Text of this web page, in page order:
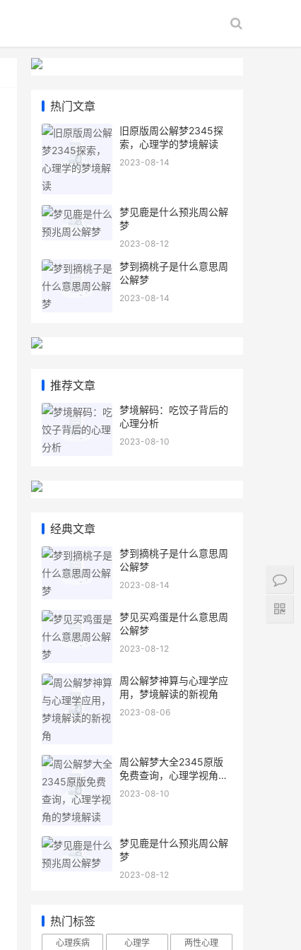
热门文章
旧原版周公解梦2345探
索，心理学的梦境解读
2023-08-14
梦见鹿是什么预兆周公解
梦
2023-08-12
梦到摘桃子是什么意思周
公解梦
2023-08-14
推荐文章
梦境解码：吃饺子背后的
心理分析
2023-08-10
经典文章
梦到摘桃子是什么意思周
公解梦
2023-08-14
梦见买鸡蛋是什么意思周
公解梦
2023-08-12
周公解梦神算与心理学应
用，梦境解读的新视角
2023-08-06
周公解梦大全2345原版
免费查询，心理学视角的
梦境解读
2023-08-10
梦见鹿是什么预兆周公解
梦
2023-08-12
热门标签
心理疾病 心理学 两性心理